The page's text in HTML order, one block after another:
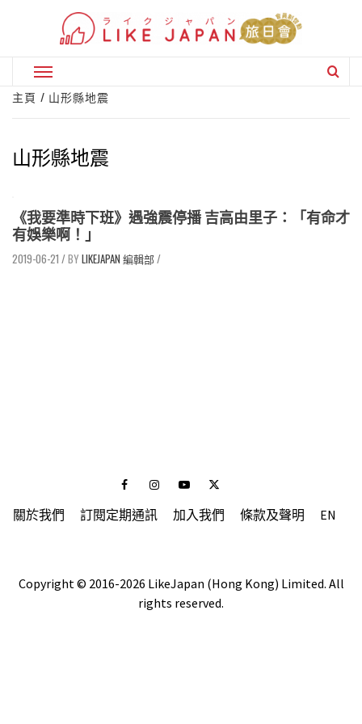
Primary
Menu
主頁 山形縣地震
山形縣地震
《我要準時下班》遇強震停播 吉高由里子：「有命才
有娛樂啊！」
2019-06-21 / LIKEJAPAN 編輯部/
FacebookInstagramYoutubeTwitter
關於我們 訂閱定期通訊 加入我們 條款及聲明 EN
Copyright © 2016-2026 LikeJapan (Hong Kong) Limited. All
rights reserved.